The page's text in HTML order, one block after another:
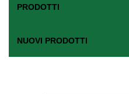
PRODOTTI
NUOVI PRODOTTI